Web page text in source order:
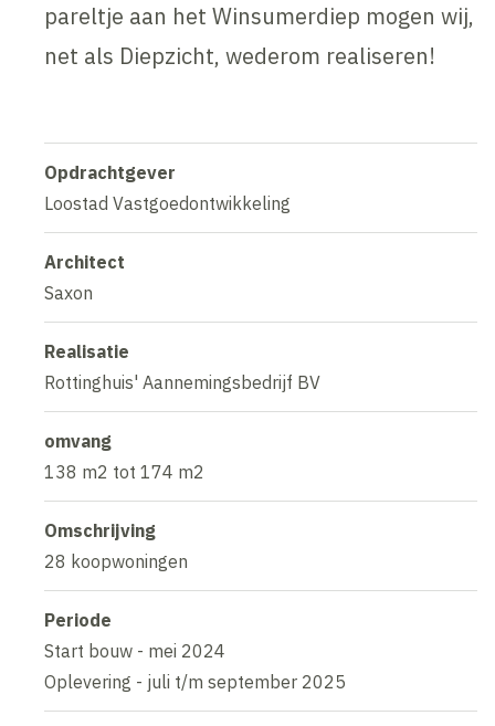
pareltje aan het Winsumerdiep mogen wij,
net als Diepzicht, wederom realiseren!
Opdrachtgever
Loostad Vastgoedontwikkeling
Architect
Saxon
Realisatie
Rottinghuis' Aannemingsbedrijf BV
omvang
138 m2 tot 174 m2
Omschrijving
28 koopwoningen
Periode
Start bouw - mei 2024
Oplevering - juli t/m september 2025